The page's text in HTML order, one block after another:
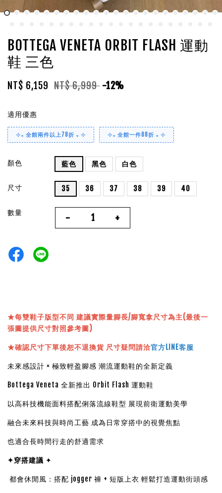
BOTTEGA VENETA ORBIT FLASH 運動
鞋 三色
NT$ 6,159 NT$ 6,999 -12%
適用優惠
⊹₊ 全館兩件以上78折 ₊ ⊹ ⊹₊ 全館一件88折 ₊ ⊹
顏色 藍色 黑色 白色
尺寸 35 36 37 38 39 40
數量 - +
★每雙鞋子版型不同 建議實際量腳長/腳寬拿尺寸為主(最後一
張圖提供尺寸對照參考圖)
★確認尺寸下單後恕不退換貨 尺寸疑問請洽官方LINE客服
未來感設計 × 極致輕盈腳感 潮流運動鞋的全新定義
Bottega Veneta 全新推出 Orbit Flash 運動鞋
以高科技機能面料搭配俐落流線鞋型 展現前衛運動美學
融合未來科技與時尚工藝 成為日常穿搭中的視覺焦點
也適合長時間行走的舒適需求
✦穿搭建議 ✦
都會休閒風：搭配 jogger 褲 + 短版上衣 輕鬆打造運動街頭感